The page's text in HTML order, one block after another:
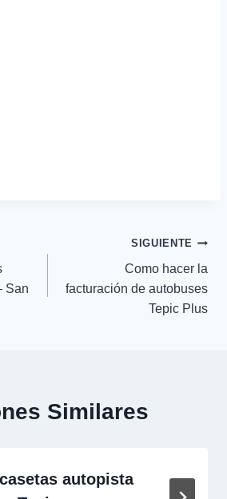
San
SIGUIENTE
Como hacer la
facturación de autobuses
Tepic Plus
Similares
autopista